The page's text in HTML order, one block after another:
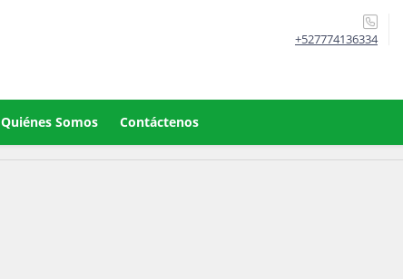
+527774136334
Quiénes Somos Contáctenos